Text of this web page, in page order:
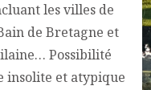
les villes de
de Bretagne et
Possibilité
insolite et atypique